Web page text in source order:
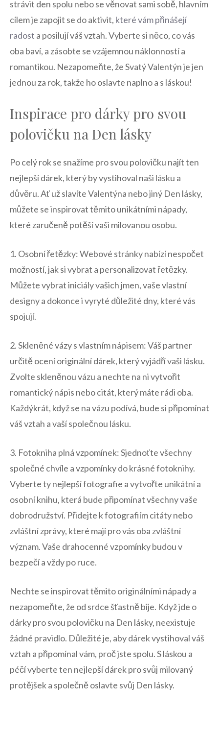
strávit den spolu nebo se věnovat‍ sami sobě, hlavním
cílem je zapojit se do aktivit,‍ které ‌vám přinášejí
radost a posilují váš vztah. Vyberte si něco, co⁢ vás
‌oba baví, a zásobte se vzájemnou ⁢náklonností a
romantikou. Nezapomeňte, ⁢že Svatý ‌Valentýn je jen
jednou ⁤za rok, takže ho oslavte naplno a s láskou!
Inspirace ‍pro dárky pro svou⁤
polovičku na Den⁢ lásky
Po celý rok se‍ snažíme ‍pro svou polovičku najít ⁢ten
nejlepší dárek, který⁤ by vystihoval naši ⁢lásku a
důvěru. Ať už‍ slavíte ⁤Valentýna ‍nebo‍ jiný Den lásky,
můžete se inspirovat těmito unikátními nápady,
které zaručeně potěší vaši⁣ milovanou osobu.
1. Osobní řetězky: Webové⁣ stránky nabízí nespočet
možností, jak si ‌vybrat a personalizovat⁢ řetězky.
Můžete vybrat iniciály vašich jmen, vaše vlastní
designy a dokonce‍ i vyryté důležité dny, které ‍vás
spojují.
2. Skleněné vázy s vlastním ⁤nápisem: Váš partner
určitě ocení ‌originální dárek, který vyjádří vaši lásku.
Zvolte skleněnou ‌vázu a nechte⁤ na ni vytvořit
romantický⁢ nápis nebo citát, ‍který máte rádi oba.
Každýkrát, když se na vázu‌ podívá, bude si připomínat
váš vztah a vaší společnou lásku.
3. Fotokniha plná vzpomínek: Sjednoťte‍ všechny​
společné ‌chvíle‌ a vzpomínky do krásné fotoknihy.
Vyberte ty ‍nejlepší fotografie a⁣ vytvořte ⁢unikátní a⁤
osobní knihu, která bude připomínat všechny vaše
dobrodružství. ‍Přidejte​ k fotografiím citáty nebo
zvláštní zprávy, které mají pro vás oba​ zvláštní
význam. Vaše ⁤drahocenné vzpomínky⁢ budou v
bezpečí a vždy po⁢ ruce.
Nechte ‍se inspirovat těmito originálními nápady a
nezapomeňte,‌ že od⁣ srdce‍ šťastně bije. Když jde ⁢o
dárky pro svou polovičku na Den lásky, neexistuje
žádné ‌pravidlo. Důležité je, aby dárek vystihoval váš​
vztah a⁣ připomínal vám, proč jste spolu. ⁤S láskou a⁣
péčí vyberte ten ⁣nejlepší ⁣dárek pro svůj milovaný
protějšek a společně ⁢oslavte⁣ svůj Den ‍lásky.